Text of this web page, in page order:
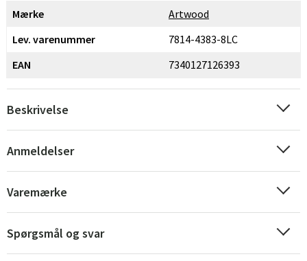
Sverige
Mærke
Artwood
Lev. varenummer
7814-4383-8LC
EAN
7340127126393
Beskrivelse
Anmeldelser
Varemærke
Spørgsmål og svar